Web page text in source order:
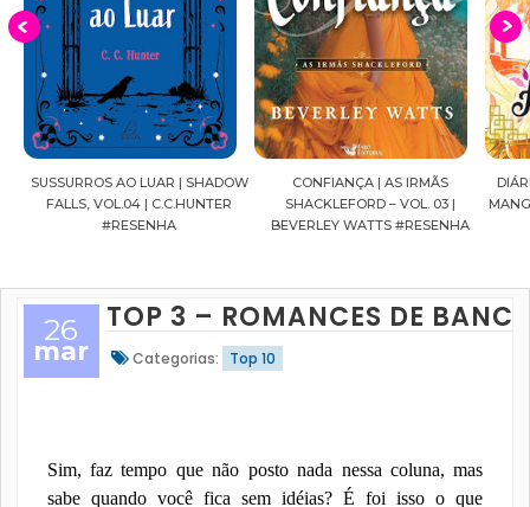
SUSSURROS AO LUAR | SHADOW
FALLS, VOL.04 | C.C.HUNTER
#RESENHA
CONFIANÇA | AS IRMÃS
SHACKLEFORD – VOL. 03 |
BEVERLEY WATTS #RESENHA
26
mar
TOP 3 – ROMANCES DE
Categorias: Top 10
Sim, faz tempo que não posto nada nessa coluna, mas
sabe quando você fica sem idéias? É foi isso o que